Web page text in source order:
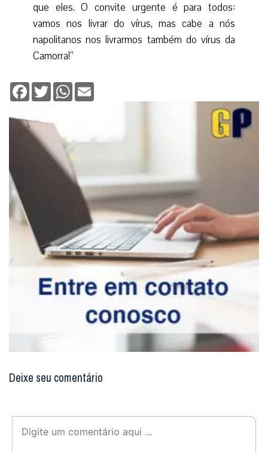
que eles. O convite urgente é para todos:
vamos nos livrar do vírus, mas cabe a nós
napolitanos nos livrarmos também do vírus da
Camorra!”
Facebook
TwitterWhatsApp
Deixe seu comentário